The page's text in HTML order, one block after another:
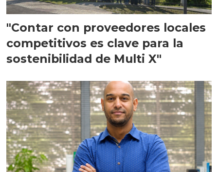
"Contar con proveedores locales
competitivos es clave para la
sostenibilidad de Multi X"